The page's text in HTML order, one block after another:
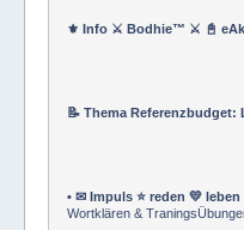
⚜ Info ⚔ Bodhie™ ⚔ 📓
📝 Thema
• ✉ Impuls ⭐️ reden 💛
Wortklären &